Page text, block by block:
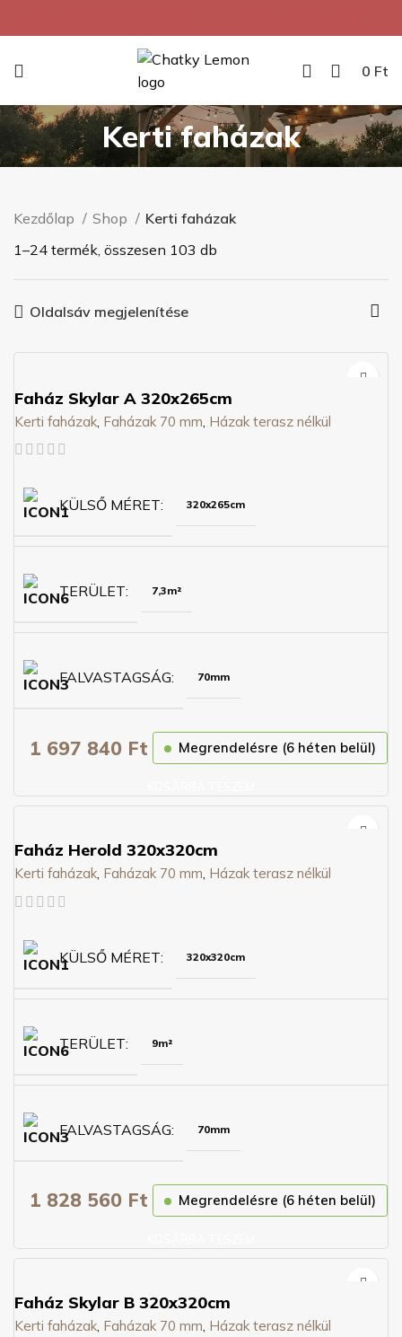
0 Ft
Kerti faházak
Kezdőlap Shop
Kerti faházak
1–24 termék, összesen 103 db
Oldalsáv megjelenítése
Faház Skylar A 320x265cm
Kerti faházak Faházak 70 mm Házak terasz nélkül
KÜLSŐ MÉRET 320x265cm
TERÜLET 7,3m²
FALVASTAGSÁG 70mm
1 697 840 Ft Megrendelésre (6 héten belül)
Faház Herold 320x320cm
Kerti faházak, Faházak 70 mm, Házak terasz nélkül
KÜLSŐ MÉRET 320x320cm
TERÜLET 9m²
FALVASTAGSÁG 70mm
1 828 560 Ft Megrendelésre (6 héten belül)
Faház Skylar B 320x320cm
Kerti faházak Faházak 70 mm Házak terasz nélkül